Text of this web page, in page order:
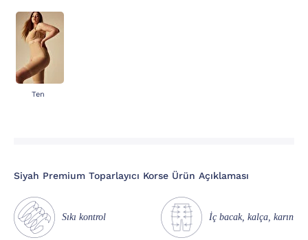
Ten
Siyah Premium Toparlayıcı Korse Ürün Açıklaması
Sıkı kontrol İç bacak, kalça, karın